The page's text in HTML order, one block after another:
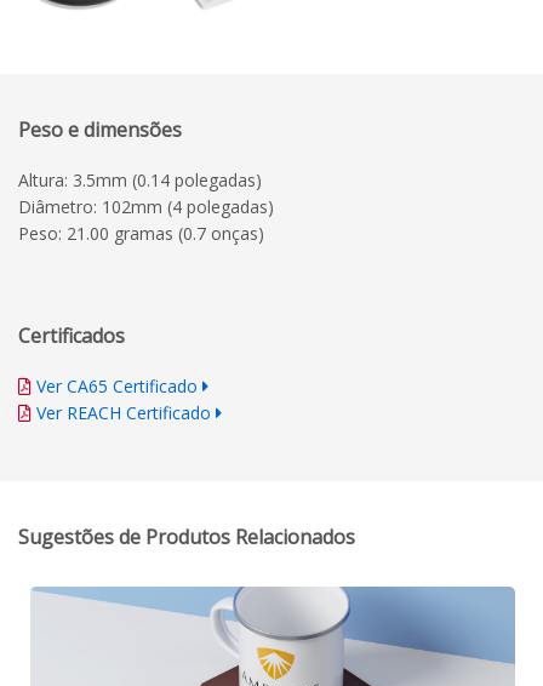
Peso e dimensões
Altura: 3.5mm (0.14 polegadas)
Diâmetro: 102mm (4 polegadas)
Peso: 21.00 gramas (0.7 onças)
Certificados
Ver CA65 Certificado
Ver REACH Certificado
Sugestões de Produtos Relacionados